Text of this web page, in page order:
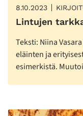
8.10.2023
Lintujen
Teksti: Niina
eläinten ja
esimerkistä.